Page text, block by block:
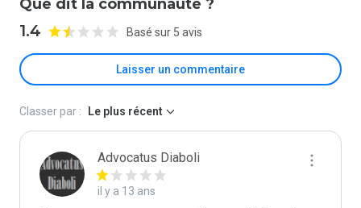
Que dit la communauté ?
1.4 Basé sur 5 avis
Laisser un commentaire
Classer par : Le plus récent
Advocatus Diaboli
il y a 13 ans